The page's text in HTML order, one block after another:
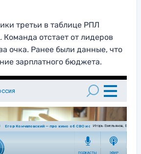
третьи в таблице РПЛ
Команда отстает от лидеров
очка. Ранее были данные, что
зарплатного бюджета.